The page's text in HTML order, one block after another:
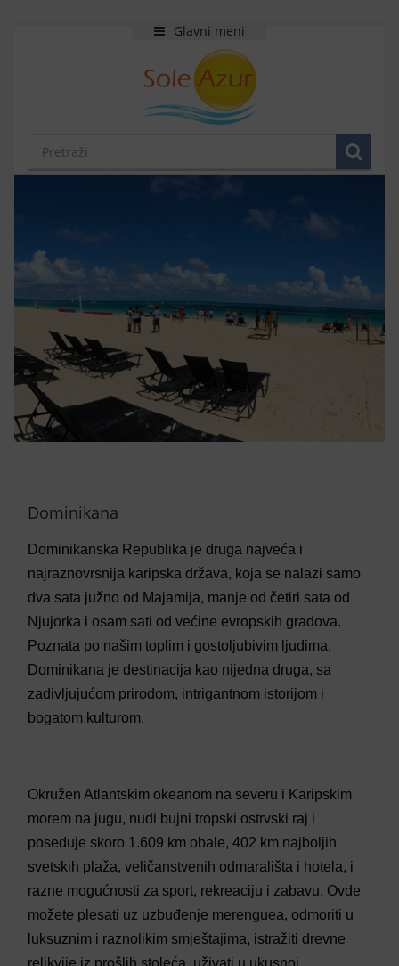
Glavni meni
Dominikana
Dominikanska Republika je druga najveća i
najraznovrsnija karipska država, koja se nalazi samo
dva sata južno od Majamija, manje od četiri sata od
Njujorka i osam sati od većine evropskih gradova.
Poznata po našim toplim i gostoljubivim ljudima,
Dominikana je destinacija kao nijedna druga, sa
zadivljujućom prirodom, intrigantnom istorijom i
bogatom kulturom.
Okružen Atlantskim okeanom na severu i Karipskim
morem na jugu, nudi bujni tropski ostrvski raj i
poseduje skoro 1.609 km obale, 402 km najboljih
svetskih plaža, veličanstvenih odmarališta i hotela, i
razne mogućnosti za sport, rekreaciju i zabavu. Ovde
možete plesati uz uzbuđenje merenguea, odmoriti u
luksuznim i raznolikim smještajima, istražiti drevne
relikvije iz prošlih stoleća, uživati u ukusnoj